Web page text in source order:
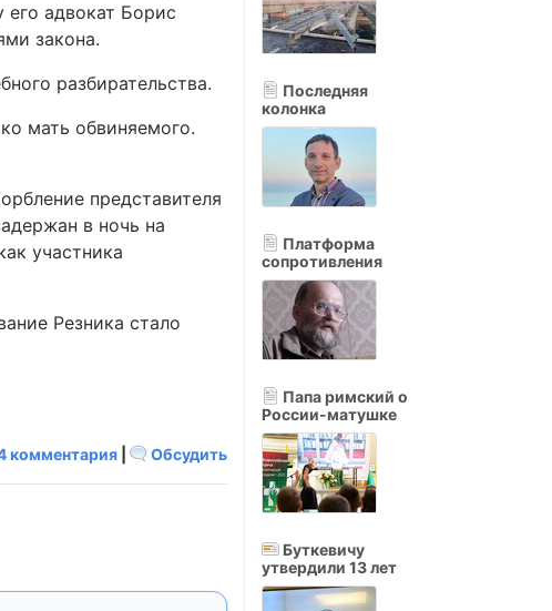
адвокат Борис
закона.
разбирательства.
мать обвиняемого.
представителя
в ночь на
участника
Резника стало
комментария Обсудить
Последняя
колонка
Платформа
сопротивления
Папа римский о
России-матушке
Буткевичу
утвердили 13 лет